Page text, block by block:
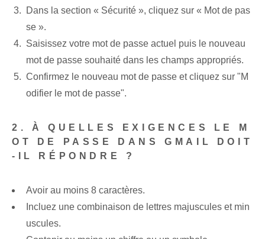
Dans la section « Sécurité », cliquez sur « Mot de pas
se ».
Saisissez votre mot de passe actuel puis le nouveau
mot de passe souhaité dans les champs appropriés.
Confirmez le nouveau mot de passe et cliquez sur "M
odifier le mot de passe".
2. À QUELLES EXIGENCES LE M
OT DE PASSE DANS GMAIL DOIT
-IL RÉPONDRE ?
Avoir au moins 8 caractères.
Incluez une combinaison de lettres majuscules et min
uscules.